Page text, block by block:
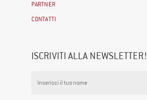
PARTNER
CONTATTI
ISCRIVITI ALLA NEWSLETTER!